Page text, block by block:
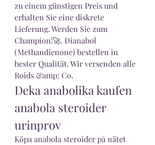
zu einem günstigen Preis und
erhalten Sie eine diskrete
Lieferung. Werden Sie zum
Champion!🚀. Dianabol
(Methandienone) bestellen in
bester Qualität. Wir versenden alle
Roids &amp; Co.
Deka anabolika kaufen
anabola steroider
urinprov
Köpa anabola steroider på nätet